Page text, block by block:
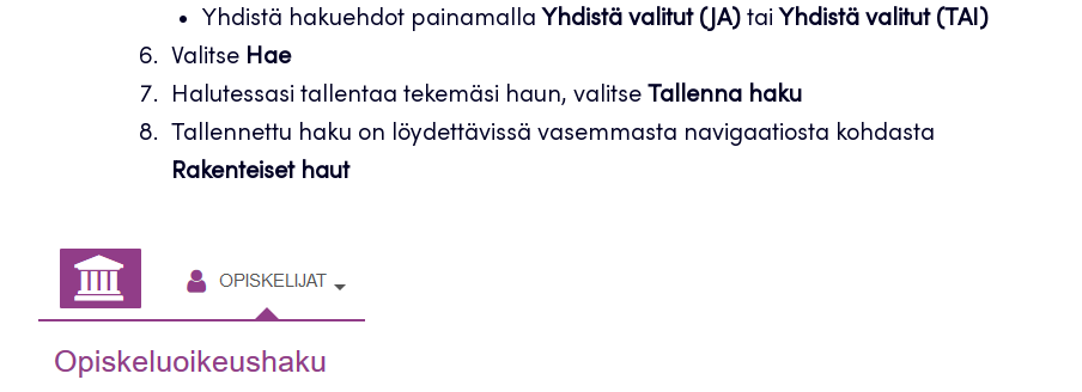
Yhdistä hakuehdot painamalla Yhdistä valitut (JA)tai Yhdistä valitut (TAI)
Valitse Hae
Halutessasi tallentaa tekemäsi haun, valitse Tallenna haku
Tallennettu haku on löydettävissä vasemmasta navigaatiosta kohdasta
Rakenteiset haut